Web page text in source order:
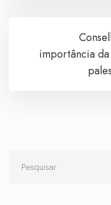
importância